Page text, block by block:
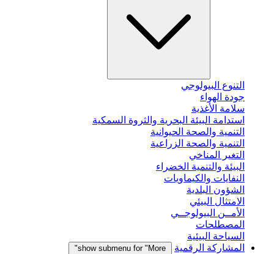
التنوع البيولوجي
جودة الهواء
سلامة الأغذية
استدامة البيئة البحرية والثروة السمكية
التنمية والصحة الحيوانية
التنمية والصحة الزراعية
التغير المناخي
البيئة والتنمية الخضراء
النفايات والكيماويات
الشؤون البلدية
الامتثال البيئي
الأمــن البيولوجــي
المصطلحات
السياحة البيئية
المشاركة الرقمية
show submenu for "More"